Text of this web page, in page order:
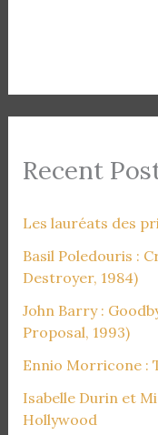
Recent
Les lauréats des
Basil Poledouris :
Destroyer, 1984)
John Barry :
Proposal, 1993)
Ennio Morricone :
Isabelle Durin et
Hollywood